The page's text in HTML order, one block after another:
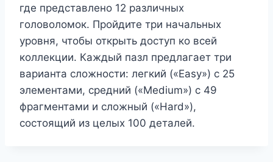
где представлено 12 различных
головоломок. Пройдите три начальных
уровня, чтобы открыть доступ ко всей
коллекции. Каждый пазл предлагает три
варианта сложности: легкий («Easy») с 25
элементами, средний («Medium») с 49
фрагментами и сложный («Hard»),
состоящий из целых 100 деталей.